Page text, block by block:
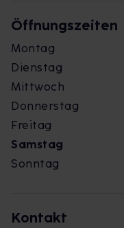
Öffnungszeiten
Montag
Dienstag
Mittwoch
Donnerstag
Freitag
Samstag
Sonntag
Kontakt